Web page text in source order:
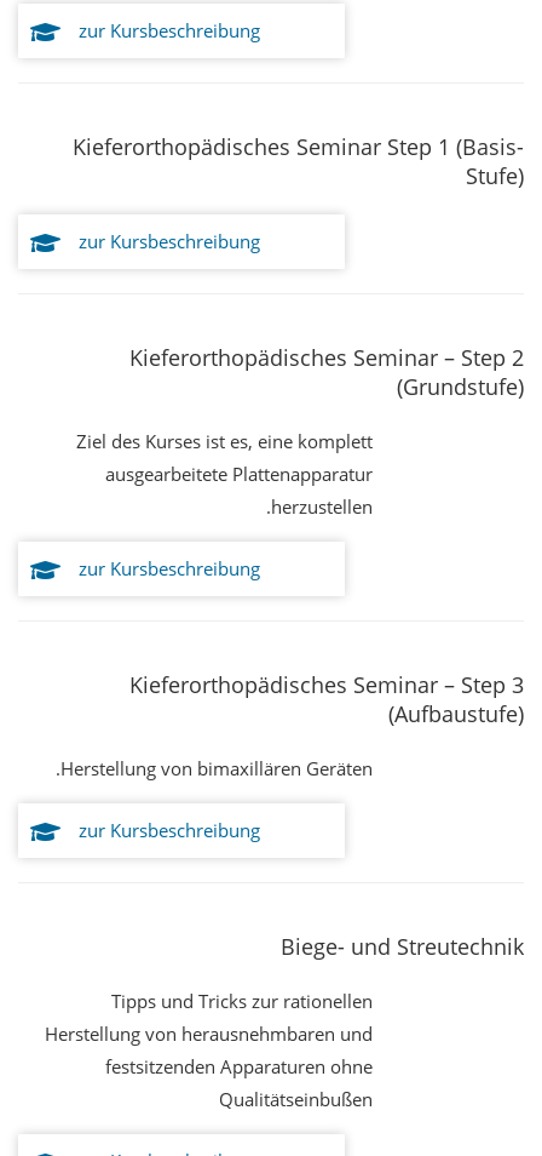
zur Kursbeschreibung
Kieferorthopädisches Seminar Step 1 (Basis-
Stufe)
zur Kursbeschreibung
Kieferorthopädisches Seminar – Step 2
(Grundstufe)
Ziel des Kurses ist es, eine komplett
ausgearbeitete Plattenapparatur
herzustellen.
zur Kursbeschreibung
Kieferorthopädisches Seminar – Step 3
(Aufbaustufe)
Herstellung von bimaxillären Geräten.
zur Kursbeschreibung
Biege- und Streutechnik
Tipps und Tricks zur rationellen
Herstellung von herausnehmbaren und
festsitzenden Apparaturen ohne
Qualitätseinbußen